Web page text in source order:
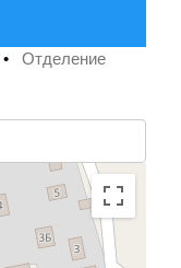
• Отделение